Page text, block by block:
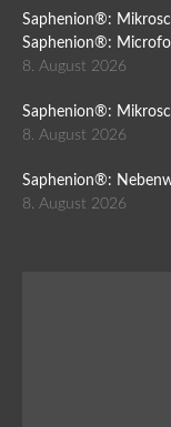
Saphenion®:
Saphenion®:
8. August 2026
Saphenion®:
8. August 2026
Saphenion®:
8. August 2026